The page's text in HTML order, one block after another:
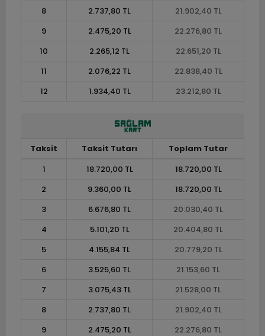
8
2.737,80 TL
21.902,40 TL
9
2.475,20 TL
22.276,80 TL
10
2.265,12 TL
22.651,20 TL
11
2.076,22 TL
22.838,40 TL
12
1.934,40 TL 23.212,80 TL
Taksit Taksit Tutarı
Toplam Tutar
1
18.720,00 TL
18.720,00 TL
2
9.360,00 TL
18.720,00 TL
3
6.676,80 TL
20.030,40 TL
4
5.101,20 TL
20.404,80 TL
5
4.155,84 TL
20.779,20 TL
6
3.525,60 TL
21.153,60 TL
7
3.075,43 TL
21.528,00 TL
8
2.737,80 TL
21.902,40 TL
9
2.475,20 TL
22.276,80 TL